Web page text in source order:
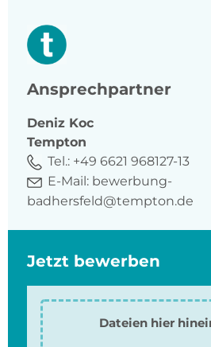
Ansprechpartner
Deniz Koc
Tempton
Tel.: +49 6621 968127-13
E-Mail: bewerbung-
badhersfeld@tempton.de
Jetzt bewerben
Dateien hier